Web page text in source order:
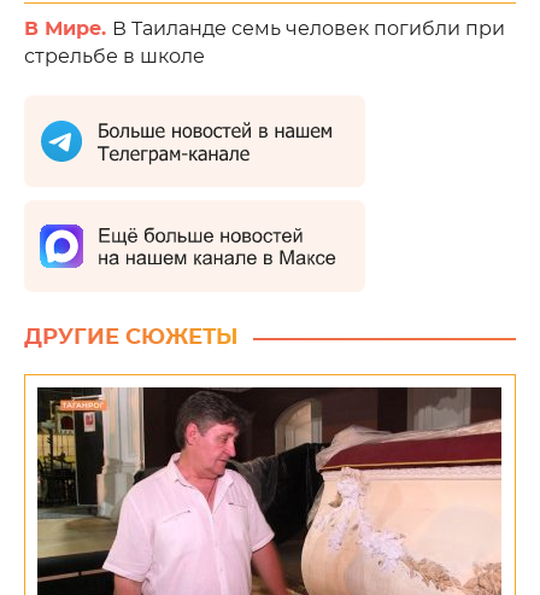
В Мире. В Таиланде семь человек погибли при
стрельбе в школе
ДРУГИЕ СЮЖЕТЫ